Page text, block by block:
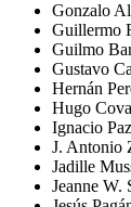
Gonzalo
Guillermo
Guilmo
Gustavo
Hernán
Hugo
Ignacio
J. Antonio
Jadille
Jeanne W.